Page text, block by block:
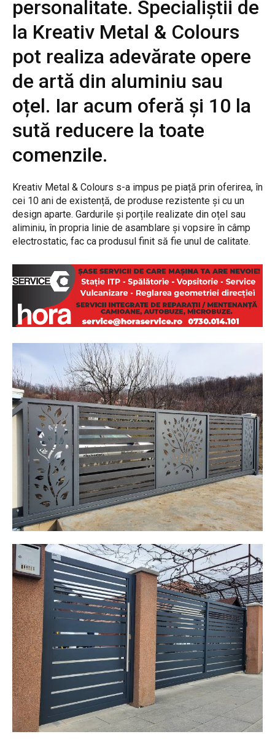
personalitate. Specialiștii de
la Kreativ Metal & Colours
pot realiza adevărate opere
de artă din aluminiu sau
oțel. Iar acum oferă și 10 la
sută reducere la toate
comenzile.
Kreativ Metal & Colours s-a impus pe piață prin oferirea, în
cei 10 ani de existență, de produse rezistente și cu un
design aparte. Gardurile și porțile realizate din oțel sau
aliminiu, în propria linie de asamblare și vopsire în câmp
electrostatic, fac ca produsul finit să fie unul de calitate.